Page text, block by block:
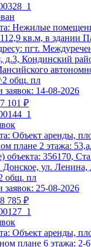
по торгам
с ФЗ №178-ФЗ,
списка
в течение48
заявки
по торгам
с ФЗ №178-ФЗ,
списка
в течение
заявки нашим
Нежилые
кв.м, в здании
пгт.
д.3, Кондинский
общ. пл
заявок: 14-08-2026
101 ₽
Объект аренды,
плане 2 этажа:
объекта: 356170,
Донское, ул.
общ. пл
заявок: 25-08-2026
785 ₽
Объект аренды,
плане 6 этажа: 2-